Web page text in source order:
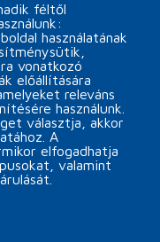
féltől
használatának
vonatkozó
előállítására
releváns
használunk.
választja, akkor
A
elfogadhatja
valamint